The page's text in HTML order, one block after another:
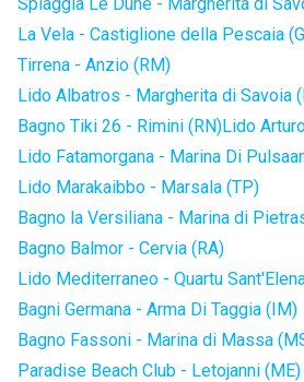
La Vela - Castiglione della Pescaia
Tirrena - Anzio (RM)
Lido Albatros - Margherita di Savoia
Bagno Tiki 26 - Rimini (RN)Lido
Lido Fatamorgana - Marina Di
Lido Marakaibbo - Marsala (TP)
Bagno la Versiliana - Marina di
Bagno Balmor - Cervia (RA)
Lido Mediterraneo - Quartu
Bagni Germana - Arma Di Taggia (IM)
Bagno Fassoni - Marina di Massa
Paradise Beach Club - Letojanni (ME)